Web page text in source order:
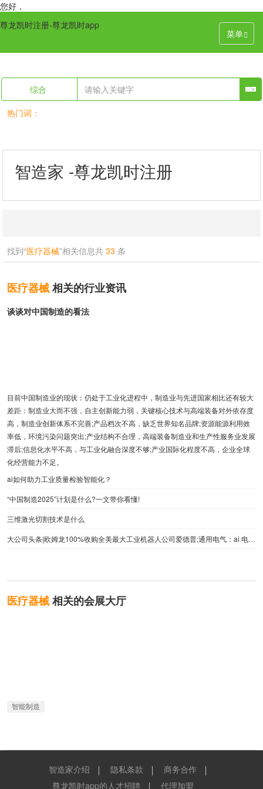
您好，
菜单
尊龙凯时注册-尊龙凯时app
综合
热门词：
智造家 -尊龙凯时注册
找到“医疗器械”相关信息共 33 条
医疗器械相关的行业资讯
谈谈对中国制造的看法
目前中国制造业的现状：仍处于工业化进程中，制造业与先进国家相比还有较大
差距：制造业大而不强，自主创新能力弱，关键核心技术与高端装备对外依存度
高，制造业创新体系不完善;产品档次不高，缺乏世界知名品牌;资源能源利用效
率低，环境污染问题突出;产业结构不合理，高端装备制造业和生产性服务业发展
滞后;信息化水平不高，与工业化融合深度不够;产业国际化程度不高，企业全球
化经营能力不足。
ai如何助力工业质量检验智能化？
“中国制造2025”计划是什么?一文带你看懂!
三维激光切割技术是什么
大公司头条|欧姆龙100%收购全美最大工业机器人公司爱德普;通用电气：ai 电网将节省成本2000亿美元
医疗器械相关的会展大厅
智能制造
智造家介绍 隐私条款
商务合作
尊龙凯时app的人才招聘
代理加盟